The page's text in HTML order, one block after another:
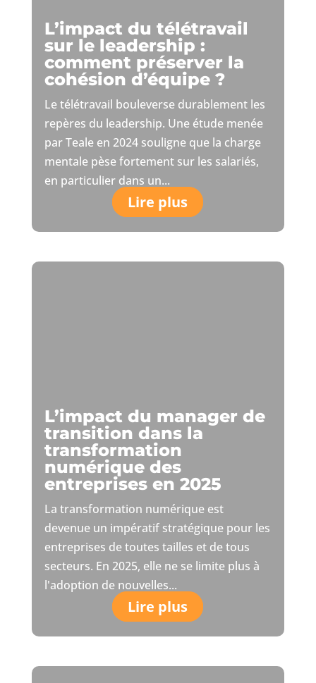
L’impact du télétravail
sur le leadership :
comment préserver la
cohésion d’équipe ?
Le télétravail bouleverse durablement les
repères du leadership. Une étude menée
par Teale en 2024 souligne que la charge
mentale pèse fortement sur les salariés,
en particulier dans un...
Lire plus
L’impact du manager de
transition dans la
transformation
numérique des
entreprises en 2025
La transformation numérique est
devenue un impératif stratégique pour les
entreprises de toutes tailles et de tous
secteurs. En 2025, elle ne se limite plus à
l'adoption de nouvelles...
Lire plus